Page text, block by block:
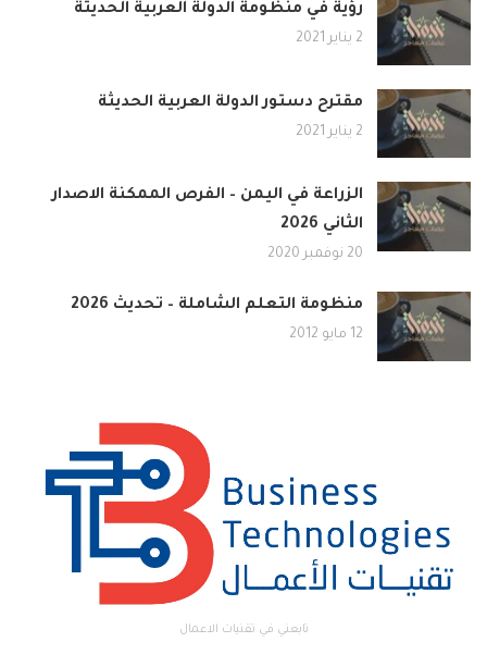
رؤية في منظومة الدولة العربية الحديثة
2 يناير 2021
مقترح دستور الدولة العربية الحديثة
2 يناير 2021
الزراعة في اليمن – الفرص الممكنة الاصدار
الثاني 2026
20 نوفمبر 2020
منظومة التعلم الشاملة – تحديث 2026
12 مايو 2012
تابعني في تقنيات الاعمال